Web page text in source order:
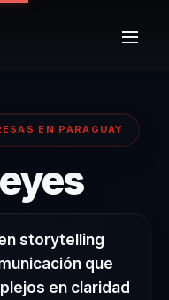
EN PARAGUAY
–
storytelling
que
en claridad